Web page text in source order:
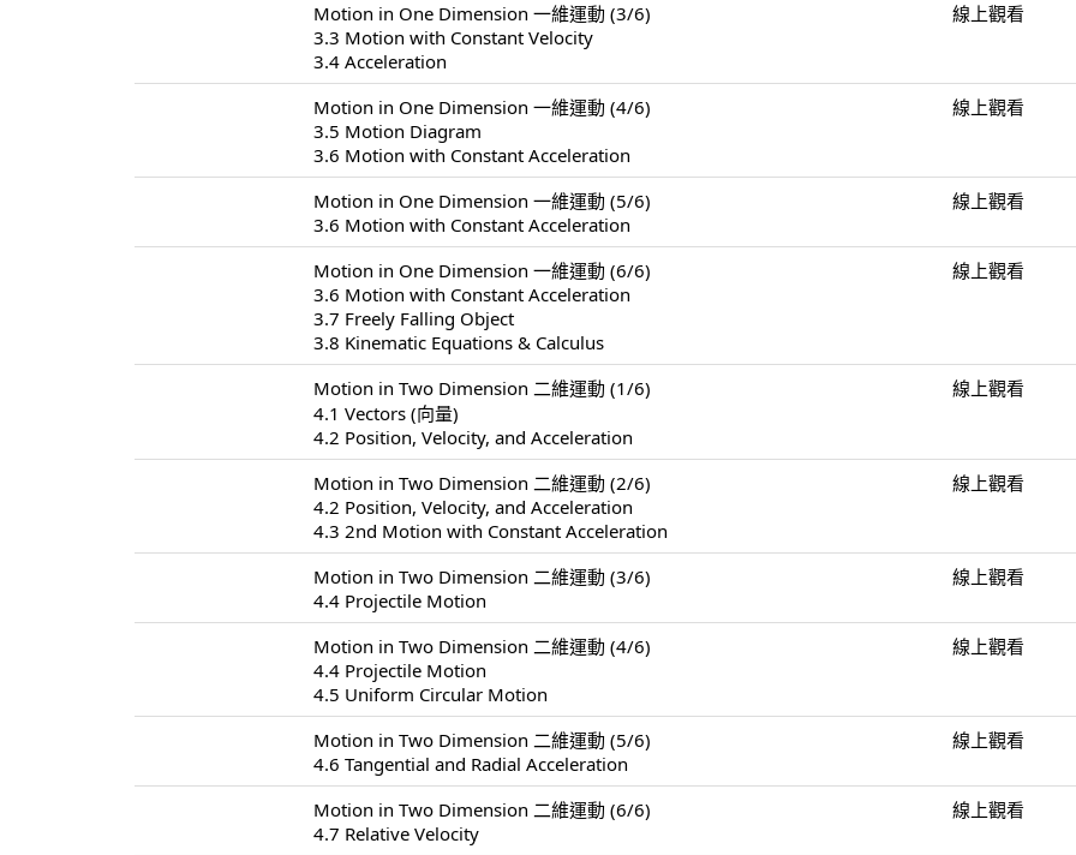
Motion in One Dimension 一維運動 (3/6)
3.3 Motion with Constant Velocity
3.4 Acceleration
線上觀看
Motion in One Dimension 一維運動 (4/6)
3.5 Motion Diagram
3.6 Motion with Constant Acceleration
線上觀看
Motion in One Dimension 一維運動 (5/6)
3.6 Motion with Constant Acceleration
線上觀看
Motion in One Dimension 一維運動 (6/6)
3.6 Motion with Constant Acceleration
3.7 Freely Falling Object
3.8 Kinematic Equations & Calculus
線上觀看
Motion in Two Dimension 二維運動 (1/6)
4.1 Vectors (向量)
4.2 Position, Velocity, and Acceleration
線上觀看
Motion in Two Dimension 二維運動 (2/6)
4.2 Position, Velocity, and Acceleration
4.3 2nd Motion with Constant Acceleration
線上觀看
Motion in Two Dimension 二維運動 (3/6)
4.4 Projectile Motion
線上觀看
Motion in Two Dimension 二維運動 (4/6)
4.4 Projectile Motion
4.5 Uniform Circular Motion
線上觀看
Motion in Two Dimension 二維運動 (5/6)
4.6 Tangential and Radial Acceleration
線上觀看
Motion in Two Dimension 二維運動 (6/6)
4.7 Relative Velocity
線上觀看